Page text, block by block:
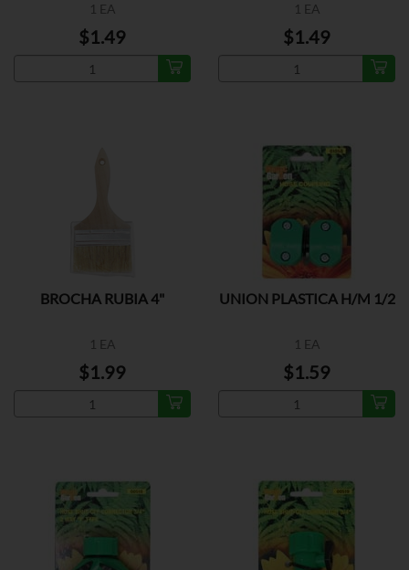
1 EA
$1.49
1 EA
$1.49
BROCHA RUBIA 4"
1 EA
$1.99
UNION PLASTICA H/M 1/2
1 EA
$1.59